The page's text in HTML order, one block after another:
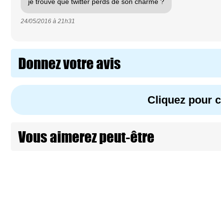
je trouve que twitter perds de son charme ?
24/05/2016 à 21h31
Donnez votre avis
Cliquez pour
Vous aimerez peut-être